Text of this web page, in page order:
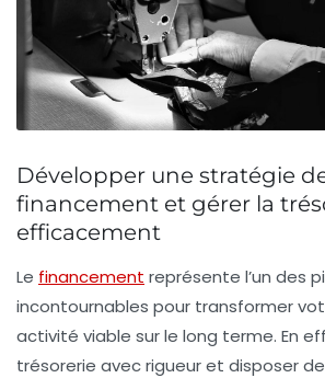
Développer une stratégie
financement et gérer la
efficacement
Le financement représente l’un des
incontournables pour transformer
activité viable sur le long terme. En
trésorerie avec rigueur et disposer